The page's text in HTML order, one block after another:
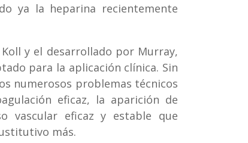
ya la heparina recientemente
y el desarrollado por Murray,
para la aplicación clínica. Sin
numerosos problemas técnicos
eficaz, la aparición de
vascular eficaz y estable que
más.